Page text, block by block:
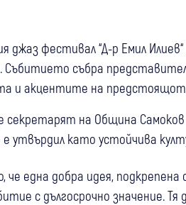
джаз фестивал “Д-р Емил
Събитието събра
и акцентите на
секретарят на Община
утвърдил като устойчива
една добра идея,
с дългосрочно значение.